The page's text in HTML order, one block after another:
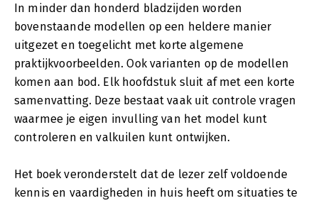
In minder dan honderd bladzijden worden
bovenstaande modellen op een heldere manier
uitgezet en toegelicht met korte algemene
praktijkvoorbeelden. Ook varianten op de modellen
komen aan bod. Elk hoofdstuk sluit af met een korte
samenvatting. Deze bestaat vaak uit controle vragen
waarmee je eigen invulling van het model kunt
controleren en valkuilen kunt ontwijken.
Het boek veronderstelt dat de lezer zelf voldoende
kennis en vaardigheden in huis heeft om situaties te